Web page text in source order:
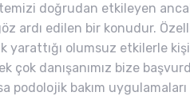
doğrudan etkileyen
ardı edilen bir konudur.
yarattığı olumsuz etkilerle
çok danışanımız bize
podolojik bakım